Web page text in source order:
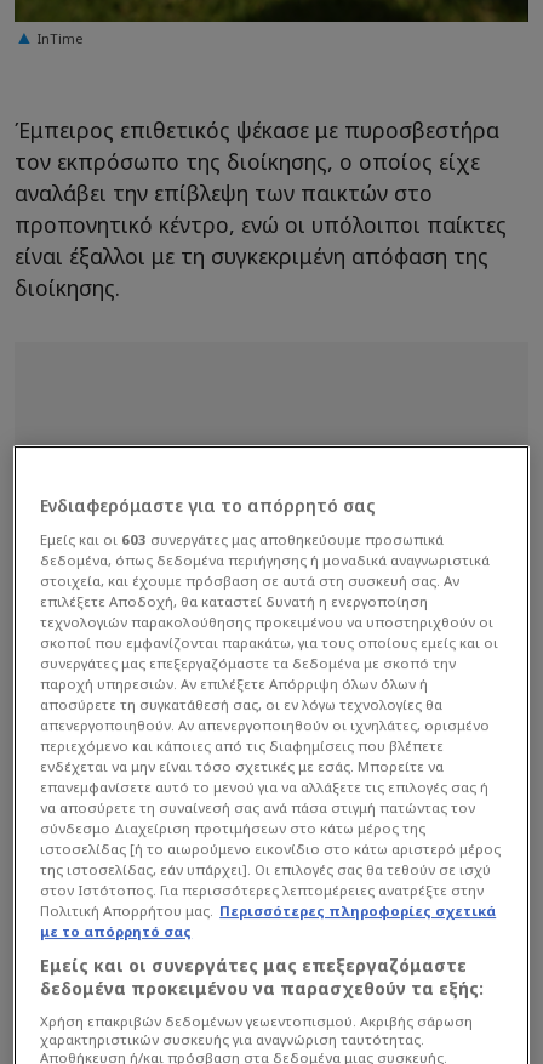
InTime
Έμπειρος επιθετικός ψέκασε με πυροσβεστήρα
τον εκπρόσωπο της διοίκησης, ο οποίος είχε
αναλάβει την επίβλεψη των παικτών στο
προπονητικό κέντρο, ενώ οι υπόλοιποι παίκτες
είναι έξαλλοι με τη συγκεκριμένη απόφαση της
διοίκησης.
Ενδιαφερόμαστε για το απόρρητό σας
Εμείς και οι 603 συνεργάτες μας αποθηκεύουμε προσωπικά
δεδομένα, όπως δεδομένα περιήγησης ή μοναδικά αναγνωριστικά
στοιχεία, και έχουμε πρόσβαση σε αυτά στη συσκευή σας. Αν
επιλέξετε Αποδοχή, θα καταστεί δυνατή η ενεργοποίηση
τεχνολογιών παρακολούθησης προκειμένου να υποστηριχθούν οι
σκοποί που εμφανίζονται παρακάτω, για τους οποίους εμείς και οι
συνεργάτες μας επεξεργαζόμαστε τα δεδομένα με σκοπό την
παροχή υπηρεσιών. Αν επιλέξετε Απόρριψη όλων όλων ή
αποσύρετε τη συγκατάθεσή σας, οι εν λόγω τεχνολογίες θα
απενεργοποιηθούν. Αν απενεργοποιηθούν οι ιχνηλάτες, ορισμένο
περιεχόμενο και κάποιες από τις διαφημίσεις που βλέπετε
ενδέχεται να μην είναι τόσο σχετικές με εσάς. Μπορείτε να
επανεμφανίσετε αυτό το μενού για να αλλάξετε τις επιλογές σας ή
να αποσύρετε τη συναίνεσή σας ανά πάσα στιγμή πατώντας τον
σύνδεσμο Διαχείριση προτιμήσεων στο κάτω μέρος της
ιστοσελίδας [ή το αιωρούμενο εικονίδιο στο κάτω αριστερό μέρος
της ιστοσελίδας, εάν υπάρχει]. Οι επιλογές σας θα τεθούν σε ισχύ
στον Ιστότοπος. Για περισσότερες λεπτομέρειες ανατρέξτε στην
Πολιτική Απορρήτου μας. Περισσότερες πληροφορίες σχετικά
με το απόρρητό σας
Εμείς και οι συνεργάτες μας επεξεργαζόμαστε
δεδομένα προκειμένου να παρασχεθούν τα εξής:
Χρήση επακριβών δεδομένων γεωεντοπισμού. Ακριβής σάρωση
χαρακτηριστικών συσκευής για αναγνώριση ταυτότητας.
Αποθήκευση ή/και πρόσβαση στα δεδομένα μιας συσκευής.